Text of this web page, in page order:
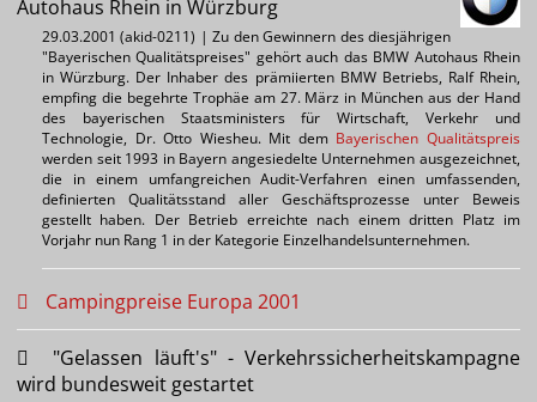
Autohaus Rhein in Würzburg
29.03.2001 (akid-0211) | Zu den Gewinnern des diesjährigen
"Bayerischen Qualitätspreises" gehört auch das BMW Autohaus Rhein
in Würzburg. Der Inhaber des prämiierten BMW Betriebs, Ralf Rhein,
empfing die begehrte Trophäe am 27. März in München aus der Hand
des bayerischen Staatsministers für Wirtschaft, Verkehr und
Technologie, Dr. Otto Wiesheu. Mit dem Bayerischen Qualitätspreis
werden seit 1993 in Bayern angesiedelte Unternehmen ausgezeichnet,
die in einem umfangreichen Audit-Verfahren einen umfassenden,
definierten Qualitätsstand aller Geschäftsprozesse unter Beweis
gestellt haben. Der Betrieb erreichte nach einem dritten Platz im
Vorjahr nun Rang 1 in der Kategorie Einzelhandelsunternehmen.
Campingpreise Europa 2001
"Gelassen läuft's" - Verkehrssicherheitskampagne
wird bundesweit gestartet